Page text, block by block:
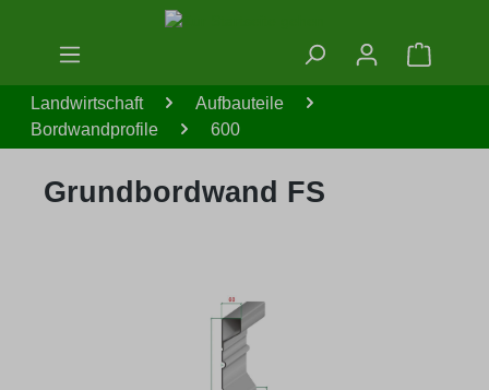
Zum Hauptinhalt springen
Landwirtschaft
Aufbauteile
Bordwandprofile
600
Grundbordwand FS